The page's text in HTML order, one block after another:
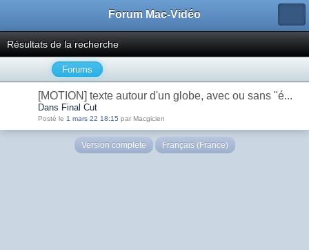
Forum Mac-Vidéo
Résultats de la recherche
Forums
[MOTION] texte autour d'un globe, avec ou sans "é...
Dans Final Cut
Posté le 1 mars 22 18:15 par Macgicien
Version complète Français (France)